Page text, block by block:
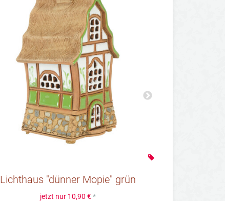
Lichthaus "dünner Mopie" grün
jetzt nur 10,90 € *